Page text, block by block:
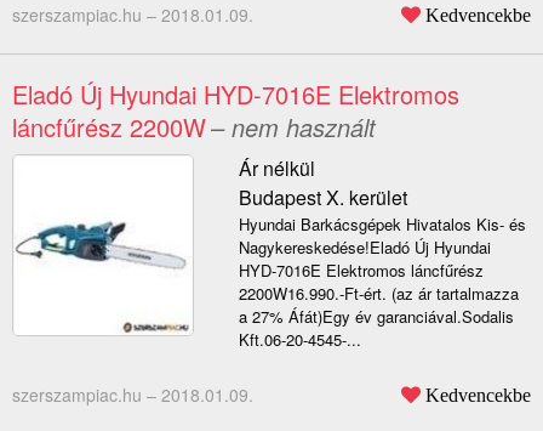
szerszampiac.hu – 2018.01.09. Kedvencekbe
Eladó Új Hyundai HYD-7016E Elektromos
láncfűrész 2200W– nem használt
Ár nélkül
Budapest X. kerület
Hyundai Barkácsgépek Hivatalos Kis- és
Nagykereskedése!Eladó Új Hyundai
HYD-7016E Elektromos láncfűrész
2200W16.990.-Ft-ért. (az ár tartalmazza
a 27% Áfát)Egy év garanciával.Sodalis
Kft.06-20-4545-...
szerszampiac.hu – 2018.01.09. Kedvencekbe